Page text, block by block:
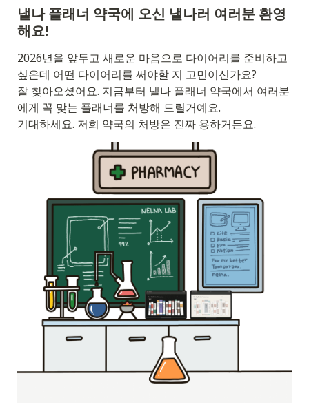
낼나 플래너 약국에 오신 낼나러 여러분 환영
해요!
2026년을 앞두고 새로운 마음으로 다이어리를 준비하고
싶은데 어떤 다이어리를 써야할 지 고민이신가요?
잘 찾아오셨어요. 지금부터 낼나 플래너 약국에서 여러분
에게 꼭 맞는 플래너를 처방해 드릴거예요.
기대하세요. 저희 약국의 처방은 진짜 용하거든요.